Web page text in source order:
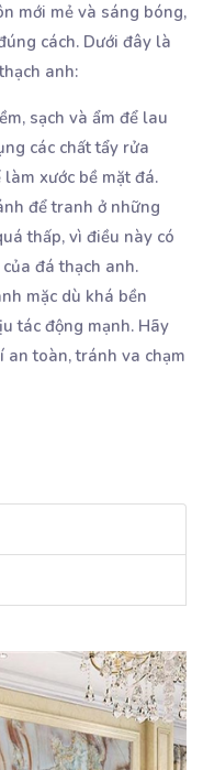
mới mẻ và sáng bóng,
cách. Dưới đây là
anh:
sạch và ẩm để lau
các chất tẩy rửa
xước bề mặt đá.
để tranh ở những
thấp, vì điều này có
đá thạch anh.
mặc dù khá bền
tác động mạnh. Hãy
an toàn, tránh va chạm